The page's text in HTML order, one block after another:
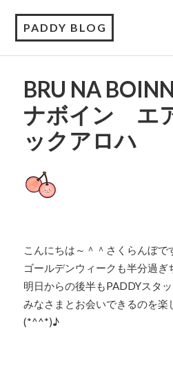
PADDY BLOG
BRU NA
ナボイン エ
ックアロハ
こんにちは～＾＾さくらんぼ
ゴールデンウィークも半分過ぎ
明日からの後半もPADDYスタ
みなさまとお会いできるのを楽
(*^^*)♪